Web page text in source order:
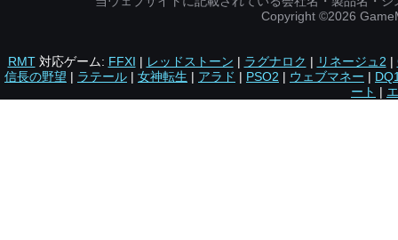
Copyright ©2026
RMT対応ゲーム: FFXI | レッドストーン | ラグナロク | リネージュ2 |
信長の野望 | ラテール | 女神転生 | アラド | PSO2 | ウェブマネー |
ート |